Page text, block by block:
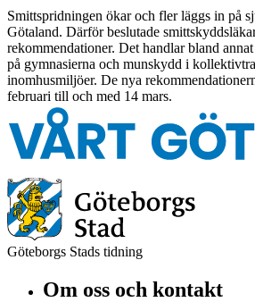
Smittspridningen ökar och fler läggs in på
Götaland. Därför beslutade
rekommendationer. Det handlar bland
på gymnasierna och munskydd i
inomhusmiljöer. De nya
februari till och med 14 mars.
Göteborgs Stads tidning
Om oss och kontakt